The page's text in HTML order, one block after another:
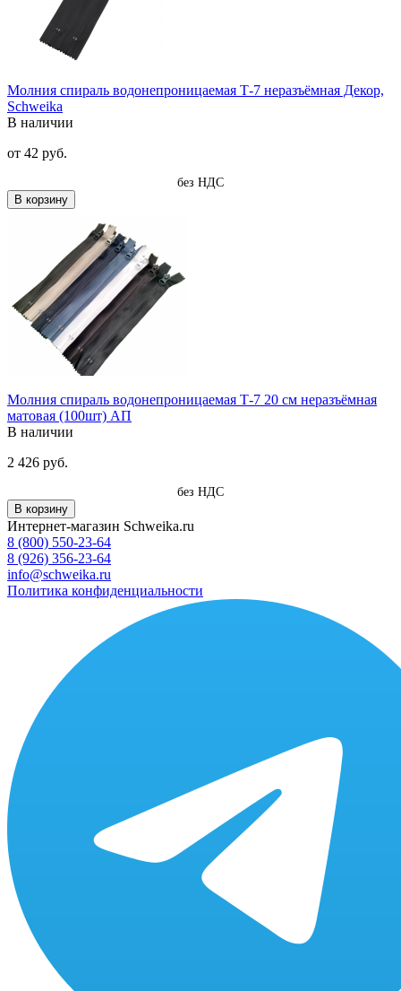
Молния спираль водонепроницаемая Т-7 неразъёмная Декор,
Schweika
В наличии
от 42 руб.
без НДС
В корзину
Молния спираль водонепроницаемая Т-7 20 см неразъёмная
матовая (100шт) АП
В наличии
2 426 руб.
без НДС
В корзину
Интернет-магазин Schweika.ru
8 (800) 550-23-64
8 (926) 356-23-64
info@schweika.ru
Политика конфиденциальности